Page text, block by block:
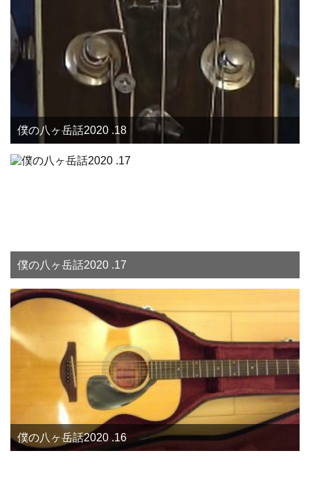
僕の八ヶ岳話2020 .18
僕の八ヶ岳話2020 .17
僕の八ヶ岳話2020 .16